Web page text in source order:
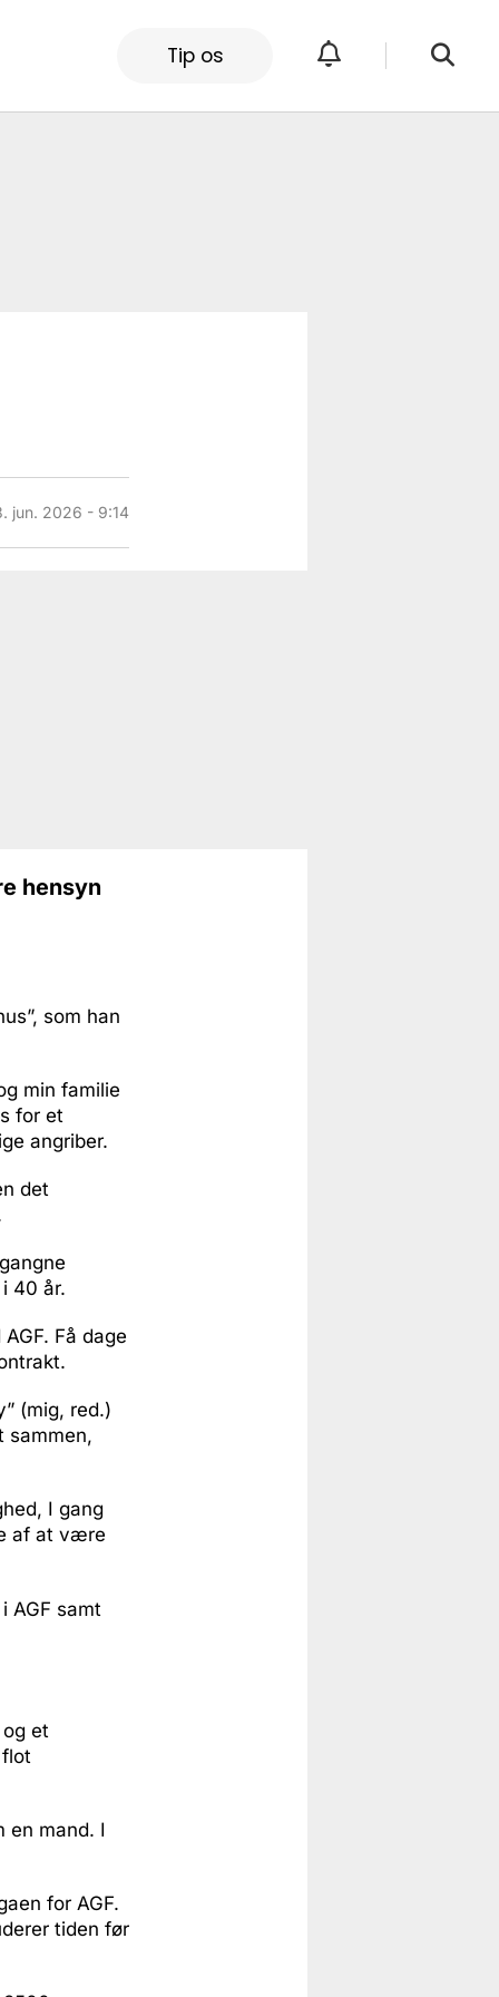
Tip os
jun. 2026 - 9:14
hensyn
som han
min familie
for et
angriber.
det
40 år.
Få dage
(mig, red.)
sammen,
I gang
af at være
AGF samt
et
en mand. I
for AGF.
tiden før